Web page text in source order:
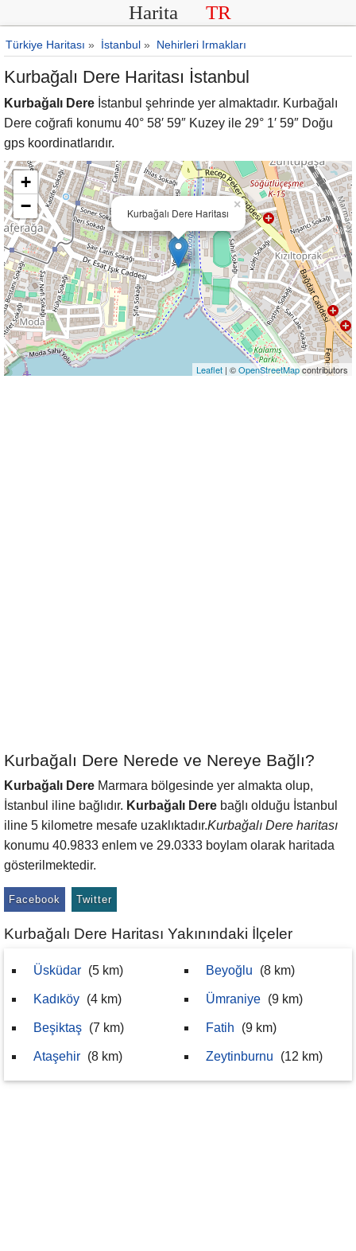
Harita TR
Türkiye Haritası » İstanbul » Nehirleri Irmakları
Kurbağalı Dere Haritası İstanbul
Kurbağalı Dere İstanbul şehrinde yer almaktadır. Kurbağalı
Dere coğrafi konumu 40° 58′ 59″ Kuzey ile 29° 1′ 59″ Doğu
gps koordinatlarıdır.
Kurbağalı Dere Haritası
×
+
−
Leaflet | ©OpenStreetMapcontributors
Kurbağalı Dere Nerede ve Nereye Bağlı?
Kurbağalı Dere Marmara bölgesinde yer almakta olup,
İstanbul iline bağlıdır. Kurbağalı Dere bağlı olduğu İstanbul
iline 5 kilometre mesafe uzaklıktadır.Kurbağalı Dere haritası
konumu 40.9833 enlem ve 29.0333 boylam olarak haritada
gösterilmektedir.
Facebook Twitter
Kurbağalı Dere Haritası Yakınındaki İlçeler
Üsküdar (5 km)
Kadıköy (4 km)
Beşiktaş (7 km)
Ataşehir (8 km)
Beyoğlu (8 km)
Ümraniye (9 km)
Fatih (9 km)
Zeytinburnu (12 km)